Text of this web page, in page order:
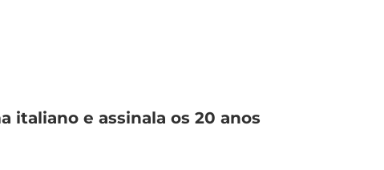
italiano e assinala os 20 anos